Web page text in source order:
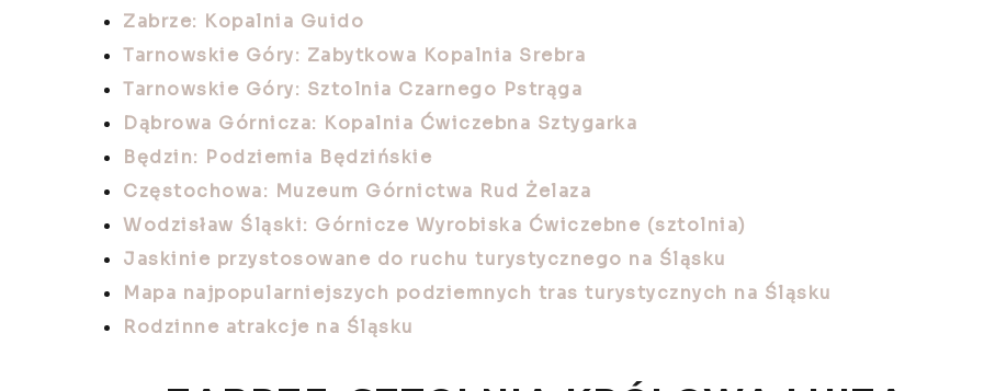
Zabrze: Kopalnia Guido
Tarnowskie Góry: Zabytkowa Kopalnia Srebra
Tarnowskie Góry: Sztolnia Czarnego Pstrąga
Dąbrowa Górnicza: Kopalnia Ćwiczebna Sztygarka
Będzin: Podziemia Będzińskie
Częstochowa: Muzeum Górnictwa Rud Żelaza
Wodzisław Śląski: Górnicze Wyrobiska Ćwiczebne (sztolnia)
Jaskinie przystosowane do ruchu turystycznego na Śląsku
Mapa najpopularniejszych podziemnych tras turystycznych na Śląsku
Rodzinne atrakcje na Śląsku